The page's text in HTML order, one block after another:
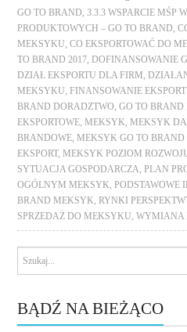
GO TO BRAND ,3.3.3 WSPARCIE MŚP
PRODUKTOWYCH – GO TO BRAND ,
MEKSYKU ,CO EKSPORTOWAĆ DO
TO BRAND 2017
DOFINANSOWANIE
DZIAŁ EKSPORTU DLA FIRM
MEKSYKU
FINANSOWANIE
BRAND DORADZTWO ,GO TO BRAND
EKSPORTOWE
MEKSYK MEKSYK
BRANDOWE
MEKSYK GO TO BRAND
EKSPORT, MEKSYK POZIOM
SYTUACJA GOSPODARCZA
PLAN
OGÓLNYM MEKSYK
PODSTAWOWE
BRAND MEKSYK
RYNKI
SPRZEDAŻ DO MEKSYKU
WYMIANA
BĄDŹ NA BIEŻĄCO